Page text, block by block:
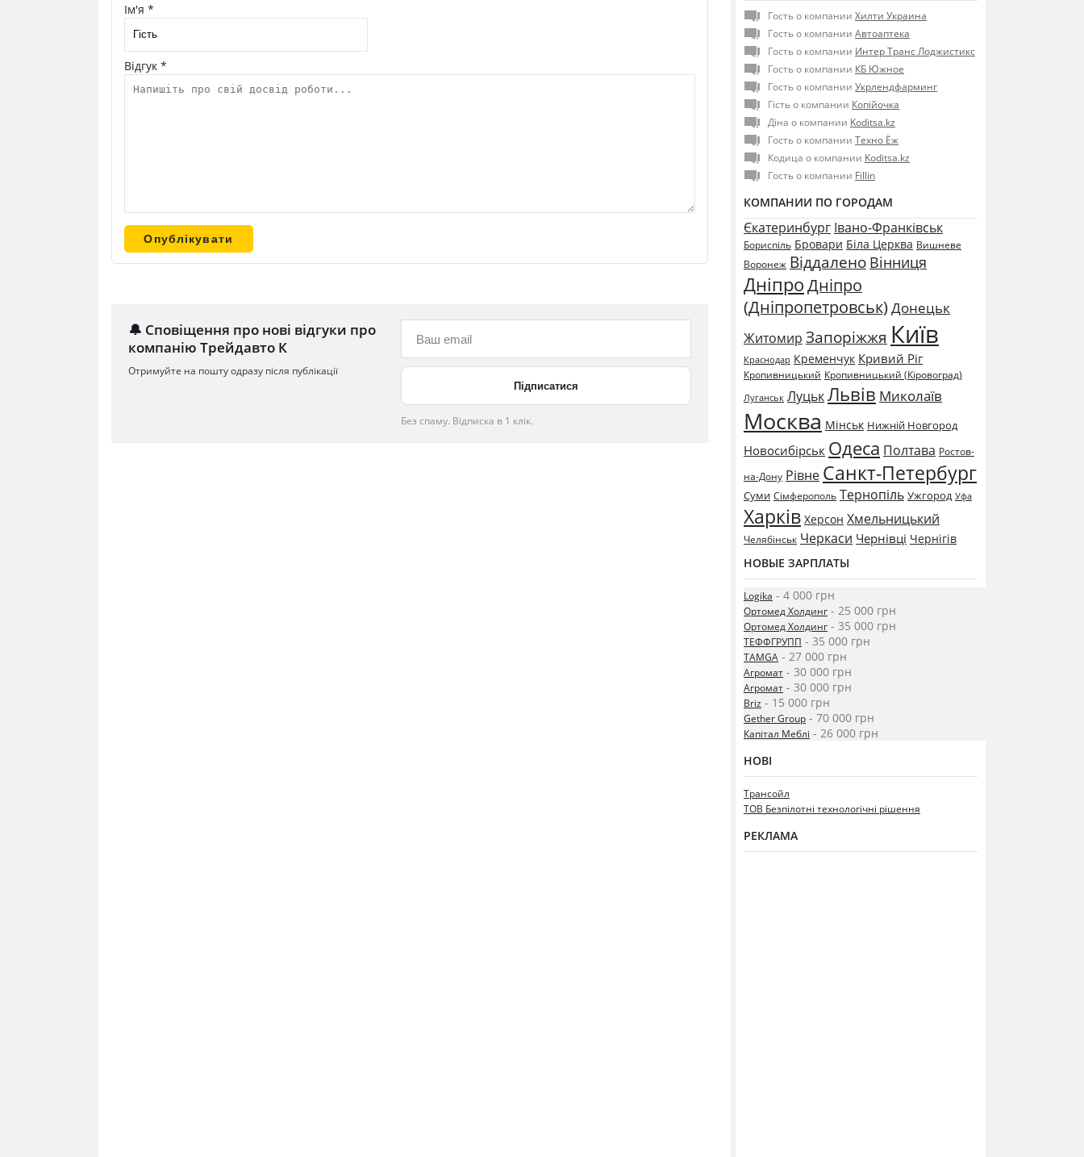
Ім'я *
Відгук *
🔔 Сповіщення про нові відгуки про
компанію Трейдавто К
Отримуйте на пошту одразу після публікації
Без спаму. Відписка в 1 клік.
Гость о компании Хилти Украина
Гость о компании Автоаптека
Гость о компании Интер Транс Лоджистикс
Гость о компании КБ Южное
Гость о компании Укрлендфарминг
Гість о компании Копійочка
Діна о компании Koditsa.kz
Гость о компании Техно Ёж
Кодица о компании Koditsa.kz
Гость о компании Fillin
КОМПАНИИ ПО ГОРОДАМ
Єкатеринбург Івано-Франківськ
Бориспіль Бровари Біла Церква Вишневе
Воронеж Віддалено Вінниця
ДніпроДніпро
(Дніпропетровськ) Донецьк
Житомир Запоріжжя Київ
Краснодар Кременчук Кривий Ріг
Кропивницький Кропивницький (Кіровоград)
Луганськ ЛуцькЛьвів Миколаїв
Москва Мінськ Нижній Новгород
Новосибірськ Одеса Полтава Ростов-
на-Дону Рівне Санкт-Петербург
Суми Сімферополь Тернопіль Ужгород Уфа
Харків Херсон Хмельницький
Челябінськ Черкаси Чернівці Чернігів
НОВЫЕ ЗАРПЛАТЫ
Logika - 4 000 грн
Ортомед Холдинг - 25 000 грн
Ортомед Холдинг - 35 000 грн
ТЕФФГРУПП - 35 000 грн
TAMGA - 27 000 грн
Агромат - 30 000 грн
Агромат - 30 000 грн
Briz - 15 000 грн
Gether Group - 70 000 грн
Капітал Меблі - 26 000 грн
НОВІ
Трансойл
ТОВ Безпілотні технологічні рішення
РЕКЛАМА